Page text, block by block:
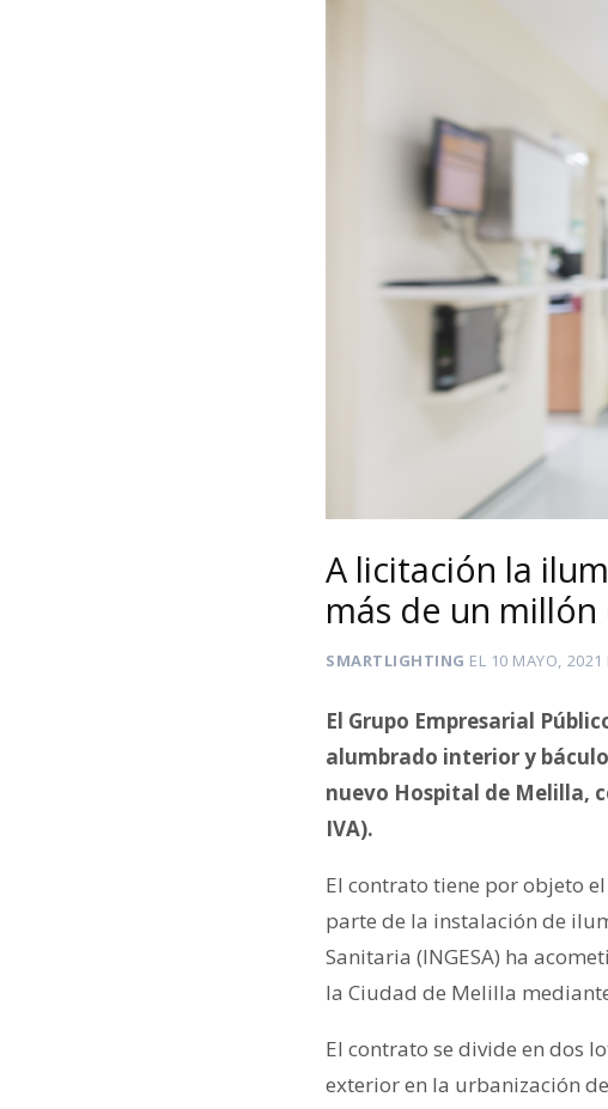
A licitación la
más de un
SMARTLIGHTING EL 10 MAYO, 2021
El Grupo Empresarial
alumbrado interior y
nuevo Hospital de Melilla,
IVA).
El contrato tiene por objeto
parte de la instalación de
Sanitaria (INGESA) ha
la Ciudad de Melilla
El contrato se divide en dos
exterior en la urbanización